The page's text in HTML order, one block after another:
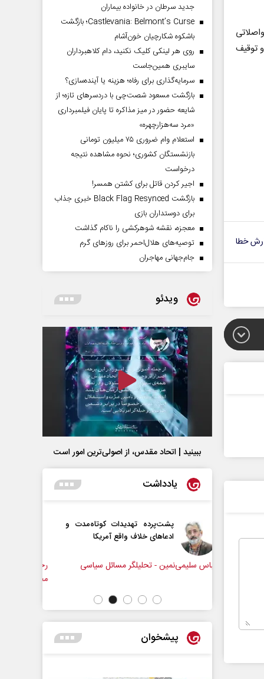
توقیف
خطا
جدید سرطان در خانواده بیماران
Castlevania: Belmont’s Curse؛ بازگشت
باشکوه شکارچیان خون‌آشام
روی هر لینکی کلیک نکنید، دام کلاهبرداران
سایبری همین‌جاست
سرمایه‌گذاری برای رفاه؛ هزینه یا آینده‌سازی؟
بازگشت مسعود شصت‌چی با دردسر‌های تازه؛ از
شایعه حضور در میز مذاکره تا پایان فیلمبرداری
«مرد سه‌هزارچهره»
استعلام وام ضروری ۷۵ میلیون تومانی
بازنشستگان کشوری؛ نحوه مشاهده نتیجه
درخواست
اجیر کردن قاتل برای کشتن همسر!
بازگشت Black Flag Resynced خبری جذاب
برای دوستداران بازی
معجزه، نقشه شوهرکشی را ناکام گذاشت
توصیه‌های هلال‌احمر برای روز‌های گرم
جام‌جهانی مهاجران
ویدئو
ببینید | اتحاد مقدس، از اصولی‌ترین امور است
یادداشت
تهدیدات کوتاه‏‌مدت و
خلاف واقع آمریکا
- تحلیلگر مسائل سیاسی
اربعین نماد مقاومت در
استکبار‌
رحمت‌الله نوروزی - عضو کمیسیون
پیشخوان